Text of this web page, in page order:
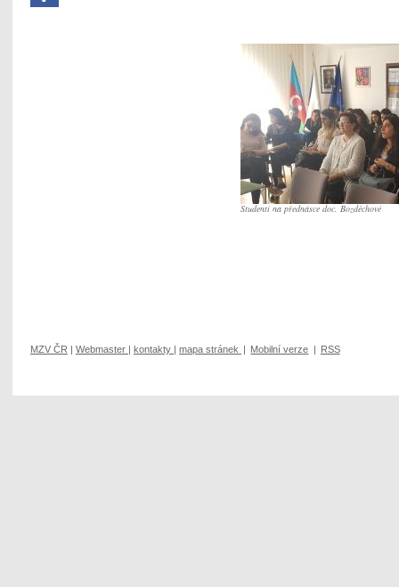
Studenti na přednásce doc. Bozděchové
MZV ČR | Webmaster | kontakty | mapa stránek | Mobilní verze | RSS